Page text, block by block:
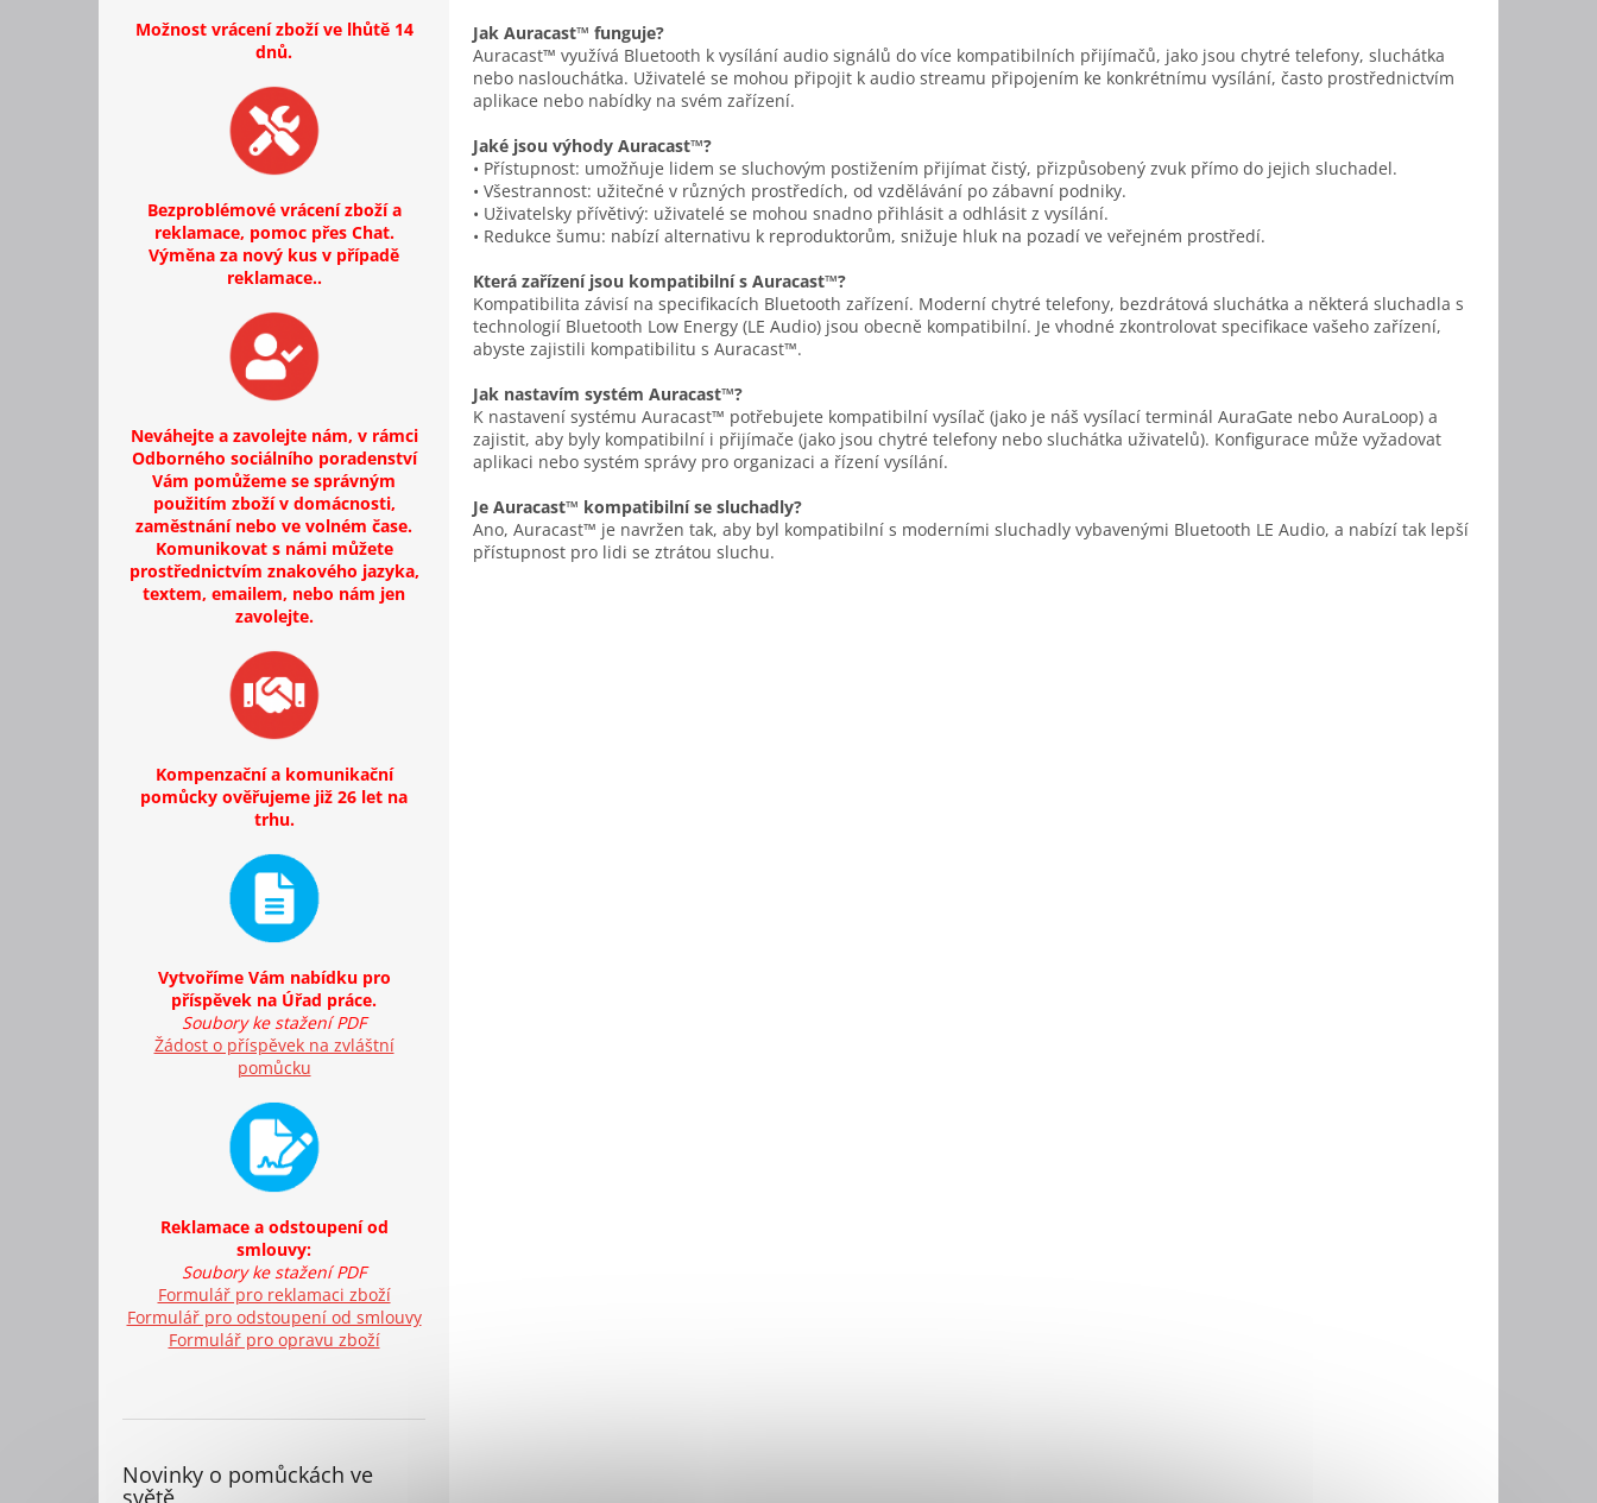
Možnost vrácení zboží ve lhůtě 14
dnů.
Bezproblémové vrácení zboží a
reklamace, pomoc přes Chat.
Výměna za nový kus v případě
reklamace..
Neváhejte a zavolejte nám, v rámci
Odborného sociálního poradenství
Vám pomůžeme se správným
použitím zboží v domácnosti,
zaměstnání nebo ve volném čase.
Komunikovat s námi můžete
prostřednictvím znakového jazyka,
textem, emailem, nebo nám jen
zavolejte.
Kompenzační a komunikační
pomůcky ověřujeme již 26 let na
trhu.
Vytvoříme Vám nabídku pro
příspěvek na Úřad práce.
Soubory ke stažení PDF
Žádost o příspěvek na zvláštní
pomůcku
Reklamace a odstoupení od
smlouvy:
Soubory ke stažení PDF
Formulář pro reklamaci zboží
Formulář pro odstoupení od smlouvy
Formulář pro opravu zboží
Novinky o pomůckách ve
světě
Jak Auracast™ funguje?
Auracast™ využívá Bluetooth k vysílání audio signálů do více kompatibilních přijímačů, jako jsou chytré telefony, sluchátka
nebo naslouchátka. Uživatelé se mohou připojit k audio streamu připojením ke konkrétnímu vysílání, často prostřednictvím
aplikace nebo nabídky na svém zařízení.
Jaké jsou výhody Auracast™?
• Přístupnost: umožňuje lidem se sluchovým postižením přijímat čistý, přizpůsobený zvuk přímo do jejich sluchadel.
• Všestrannost: užitečné v různých prostředích, od vzdělávání po zábavní podniky.
• Uživatelsky přívětivý: uživatelé se mohou snadno přihlásit a odhlásit z vysílání.
• Redukce šumu: nabízí alternativu k reproduktorům, snižuje hluk na pozadí ve veřejném prostředí.
Která zařízení jsou kompatibilní s Auracast™?
Kompatibilita závisí na specifikacích Bluetooth zařízení. Moderní chytré telefony, bezdrátová sluchátka a některá sluchadla s
technologií Bluetooth Low Energy (LE Audio) jsou obecně kompatibilní. Je vhodné zkontrolovat specifikace vašeho zařízení,
abyste zajistili kompatibilitu s Auracast™.
Jak nastavím systém Auracast™?
K nastavení systému Auracast™ potřebujete kompatibilní vysílač (jako je náš vysílací terminál AuraGate nebo AuraLoop) a
zajistit, aby byly kompatibilní i přijímače (jako jsou chytré telefony nebo sluchátka uživatelů). Konfigurace může vyžadovat
aplikaci nebo systém správy pro organizaci a řízení vysílání.
Je Auracast™ kompatibilní se sluchadly?
Ano, Auracast™ je navržen tak, aby byl kompatibilní s moderními sluchadly vybavenými Bluetooth LE Audio, a nabízí tak lepší
přístupnost pro lidi se ztrátou sluchu.